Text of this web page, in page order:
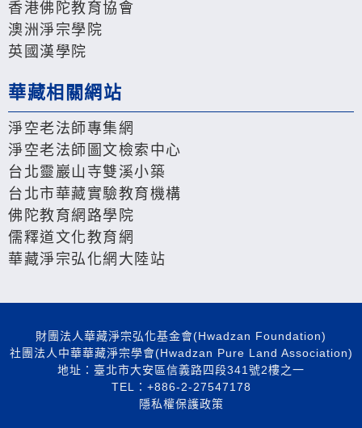
香港佛陀教育協會
澳洲淨宗學院
英國漢學院
華藏相關網站
淨空老法師專集網
淨空老法師圖文檢索中心
台北靈巖山寺雙溪小築
台北市華藏實驗教育機構
佛陀教育網路學院
儒釋道文化教育網
華藏淨宗弘化網大陸站
財團法人華藏淨宗弘化基金會(Hwadzan Foundation)
社團法人中華華藏淨宗學會(Hwadzan Pure Land Association)
地址：臺北市大安區信義路四段341號2樓之一
TEL：+886-2-27547178
隱私權保護政策